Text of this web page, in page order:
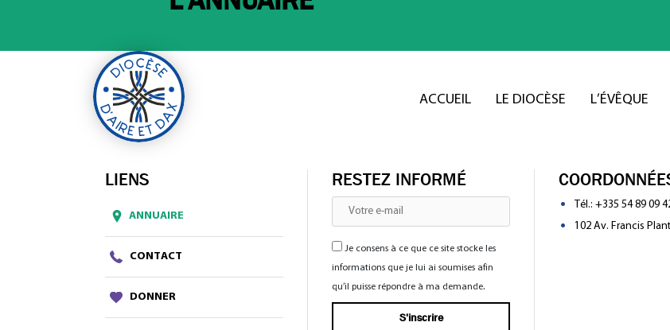
ACCUEIL LE DIOCÈSE L’ÉVÊQUE
LIENS
ANNUAIRE
CONTACT
DONNER
RESTEZ INFORMÉ
Je consens à ce que ce site stocke les
informations que je lui ai soumises afin
qu’il puisse répondre à ma demande.
Tél.: +335 54 89 09
102 Av. Francis